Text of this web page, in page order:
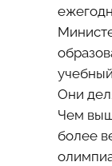
Они
Чем
более